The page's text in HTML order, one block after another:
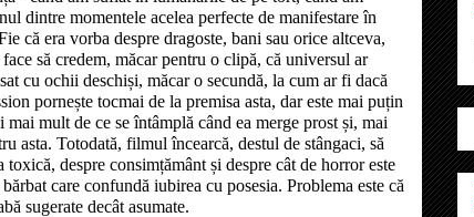
dintre momentele acelea perfecte de manifestare în
că era vorba despre dragoste, bani sau orice altceva,
să credem, măcar pentru o clipă, că universul ar
cu ochii deschiși, măcar o secundă, la cum ar fi dacă
pornește tocmai de la premisa asta, dar este mai puțin
mult de ce se întâmplă când ea merge prost și, mai
asta. Totodată, filmul încearcă, destul de stângaci, să
toxică, despre consimțământ și despre cât de horror este
care confundă iubirea cu posesia. Problema este că
sugerate decât asumate.